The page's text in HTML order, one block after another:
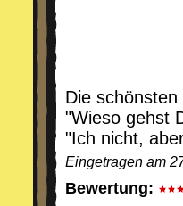
Die
"Wieso gehst
"Ich nicht,
Eingetragen am
Bewertung: